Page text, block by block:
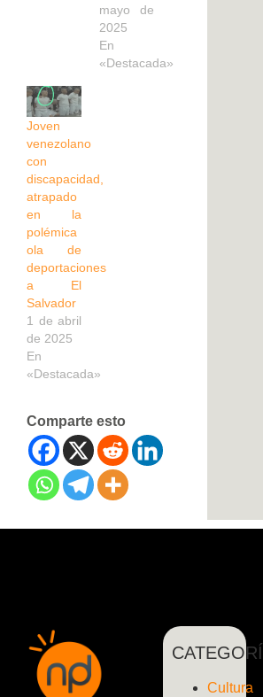
mayo de
2025
En
«Destacada»
Joven
venezolano
con
discapacidad,
atrapado
en la
polémica
ola de
deportaciones
a El
Salvador
1 de abril
de 2025
En
«Destacada»
Comparte esto
Cultura